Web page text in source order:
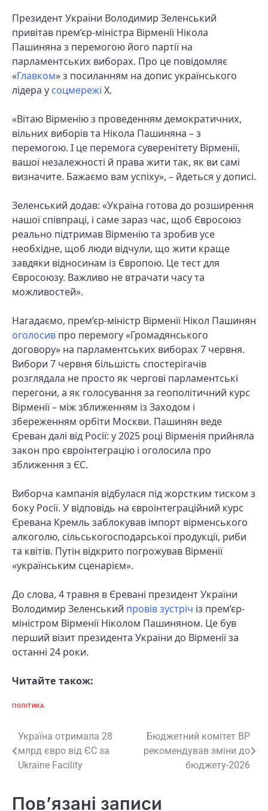
Президент України Володимир Зеленський
привітав прем’єр-міністра Вірменії Нікола
Пашиняна з перемогою його партії на
парламентських виборах. Про це повідомляє
«Главком» з посиланням на допис українського
лідера у соцмережі Х.
«Вітаю Вірменію з проведенням демократичних,
вільних виборів та Нікола Пашиняна – з
перемогою. І це перемога суверенітету Вірменії,
вашої незалежності й права жити так, як ви самі
визначите. Бажаємо вам успіху», – йдеться у дописі.
Зеленський додав: «Україна готова до розширення
нашої співпраці, і саме зараз час, щоб Євросоюз
реально підтримав Вірменію та зробив усе
необхідне, щоб люди відчули, що жити краще
завдяки відносинам із Європою. Це тест для
Євросоюзу. Важливо не втрачати часу та
можливостей».
Нагадаємо, прем’єр-міністр Вірменії Нікол Пашинян
оголосив про перемогу «Громадянського
договору» на парламентських виборах 7 червня.
Вибори 7 червня більшість спостерігачів
розглядала не просто як чергові парламентські
перегони, а як голосування за геополітичний курс
Вірменії – між зближенням із Заходом і
збереженням орбіти Москви. Пашинян веде
Єреван далі від Росії: у 2025 році Вірменія прийняла
закон про євроінтеграцію і оголосила про
зближення з ЄС.
Виборча кампанія відбулася під жорстким тиском з
боку Росії. У відповідь на євроінтеграційний курс
Єревана Кремль заблокував імпорт вірменського
алкоголю, сільськогосподарської продукції, риби
та квітів. Путін відкрито погрожував Вірменії
«українським сценарієм».
До слова, 4 травня в Єревані президент України
Володимир Зеленський провів зустріч із прем’єр-
міністром Вірменії Ніколом Пашиняном. Це був
перший візит президента України до Вірменії за
останні 24 роки.
Читайте також:
ПОЛІТИКА
Навігація
записів
Україна отримала 28
млрд євро від ЄС за
Ukraine Facility
Бюджетний комітет ВР
рекомендував зміни до
бюджету-2026
Пов’язані записи